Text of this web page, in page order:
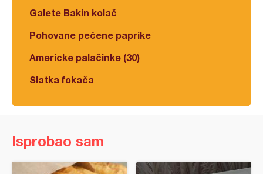
Galete Bakin kolač
Pohovane pečene paprike
Americke palačinke (30)
Slatka fokača
Isprobao sam